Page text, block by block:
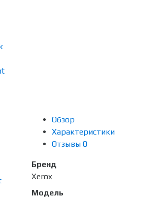
Обзор
Характеристики
Отзывы 0
Бренд
Xerox
Модель